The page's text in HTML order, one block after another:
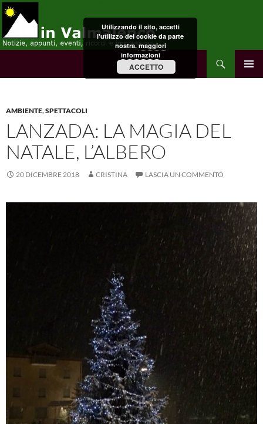
Vai
contenuto
AMBIENTE,SPETTACOLI
LANZADA: LA MAGIA DEL
NATALE, L’ALBERO
20 DICEMBRE 2018 CRISTINA LASCIA UN COMMENTO
Utilizzando il sito, accetti
l'utilizzo dei cookie da parte
nostra.maggiori
informazioni
ACCETTO